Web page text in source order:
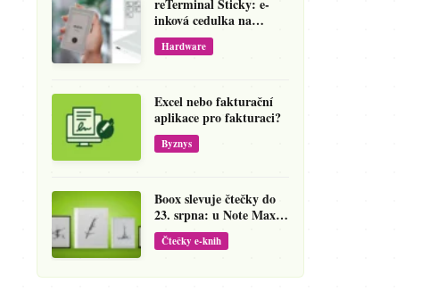
reTerminal Sticky: e-
inková cedulka na
ledničku, která přepíše
váš hlas na vzkaz
Hardware
Excel nebo fakturační
aplikace pro fakturaci?
Byznys
Boox slevuje čtečky do
23. srpna: u Note Maxu
jde cena dolů o 138 eur
Čtečky e-knih